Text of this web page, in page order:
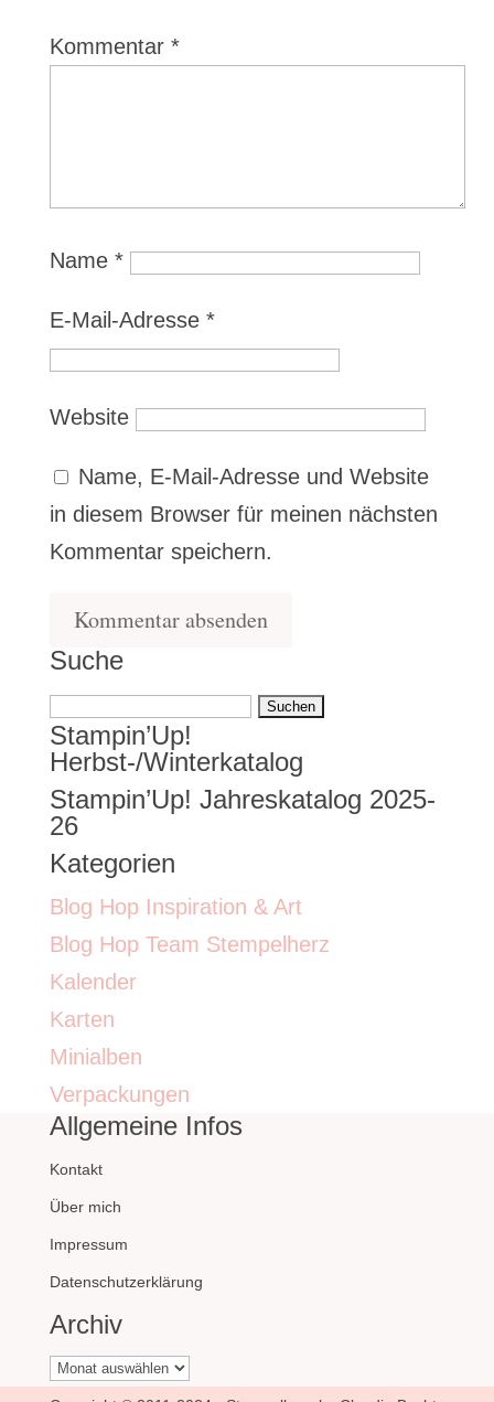
Kommentar *
Name *
E-Mail-Adresse *
Website
Name, E-Mail-Adresse und Website
in diesem Browser für meinen nächsten
Kommentar speichern.
Suche
Suchen
nach:
Stampin’Up!
Herbst-/Winterkatalog
Stampin’Up! Jahreskatalog 2025-
26
Kategorien
Blog Hop Inspiration & Art
Blog Hop Team Stempelherz
Kalender
Karten
Minialben
Verpackungen
Allgemeine Infos
Kontakt
Über mich
Impressum
Datenschutzerklärung
Archiv
Archiv